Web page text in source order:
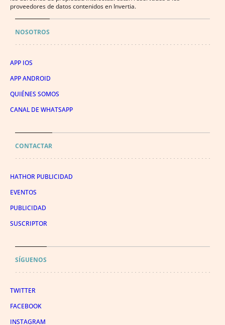
proveedores de datos contenidos en Invertia.
NOSOTROS
APP IOS
APP ANDROID
QUIÉNES SOMOS
CANAL DE WHATSAPP
CONTACTAR
HATHOR PUBLICIDAD
EVENTOS
PUBLICIDAD
SUSCRIPTOR
SÍGUENOS
TWITTER
FACEBOOK
INSTAGRAM